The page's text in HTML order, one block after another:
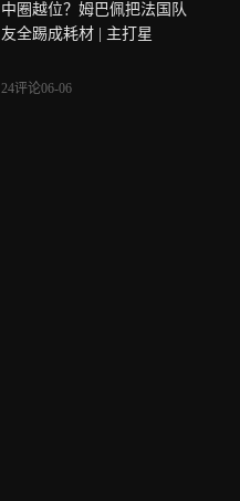
中圈越位？姆巴佩把法国队
友全踢成耗材 | 主打星
24评论06-06